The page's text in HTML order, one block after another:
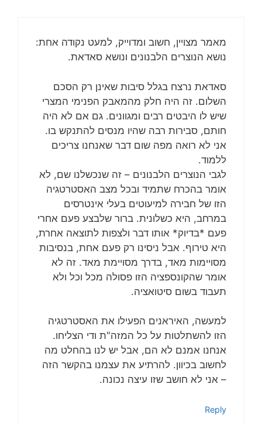
מאמר מצויין, חשוב ומדוייק, למעט נקודה אחת:
נושא הנוצרים הלבנונים ונושא סאדאת.
סאדאת נרצח בגלל סיבות שאינן רק הסכם
השלום. זה היה חלק מהמאבק הפנימי המצרי
שיש לו היבטים רבים ומגוונים. גם אם לא היה
חותם, סבירות רבה שהיו מנסים להתנקש בו.
אני לא רואה מפה שום דבר שאנחנו צריכים
ללמוד.
לגבי הנוצרים הלבנונים – זה שנכשלנו שם, לא
אומר בהכרח שתמיד ובכל מצב האסטרטגיה
הזו של חבירה למיעוטים בעלי אינטרסים
במרחב, היא כשלונית. ברור שלבצע פעם אחרי
פעם *בדיוק* אותו דבר ולצפות לתוצאה אחרת,
היא טירוף. אבל ניסינו רק פעם אחת, בנסיבות
מסויימות מאד, בדרך מסויימת מאד. זה לא
אומר שהקונספציה הזו פסולה מכל וכל ולא
תעבוד בשום סיטואציה.
למעשה, האיראנים הפעילו את האסטרטגיה
הזו להשתלטות על כל המזה"ת ודי הצליחו.
אנחנו אמנם לא הם, אבל יש לנו בהחלט מה
לחשוב בכיוון. להרתיע את עצמנו בהקשר הזה
– אני לא חושב שזו עיצה נכונה.
Reply